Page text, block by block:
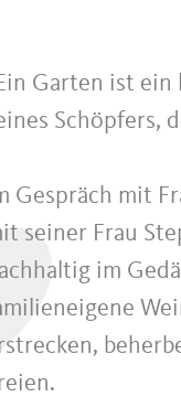
Garten ist
Schöpfers,
Gespräch mit
seiner Frau
im